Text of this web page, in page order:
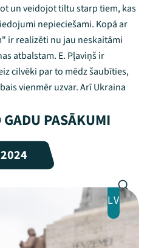
LAMPĀ 2026
Veikals
un veidojot tiltu starp tiem, kas
nepieciešami. Kopā ar
ir realizēti nu jau neskaitāmi
atbalstam. E. Pļaviņš ir
cilvēki par to mēdz šaubīties,
vienmēr uzvar. Arī Ukraina
PASĀKUMI
2024
LV